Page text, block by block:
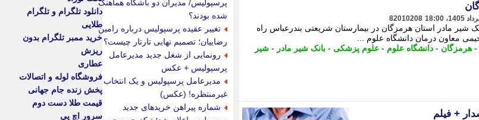
82010208
مادر استان هرمزگان در بیمارستان شریعتی بندرعباس راه
معاون درمان دانشگاه علوم ...
- هرمزگان - دانشگاه علوم - علوم پزشکی - بانک شیر مادر - شیر
+ فیلم
پرسپولیس/ مدیران دو باشگاه هماهنگ
شده بودند؟
تغییر عقیده پرسپولیس درباره رامین
رضاییان؛ تصمیم نهایی تارتار چیست؟
رونمایی از شغل جدید مدیرعامل
پرسپولیس + عکس
مدیرعامل پرسپولیس و یک انتخاب
غیرمنتظره! (عکس)
شماره پیراهن خریدهای جدید
دانلود تلگرام و تلگرام
طلایی
خرید ممبر تلگرام بدون
ریزش
عطاری
فروشگاه لوله و اتصالات
پخش زنده جام جهانی
قیمت طلا دست دوم
سرور اچ پی